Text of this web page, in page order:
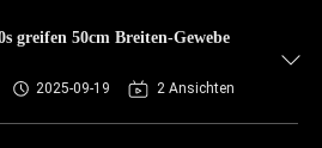
greifen 50cm Breiten-Gewebe
2025-09-19 2 Ansichten